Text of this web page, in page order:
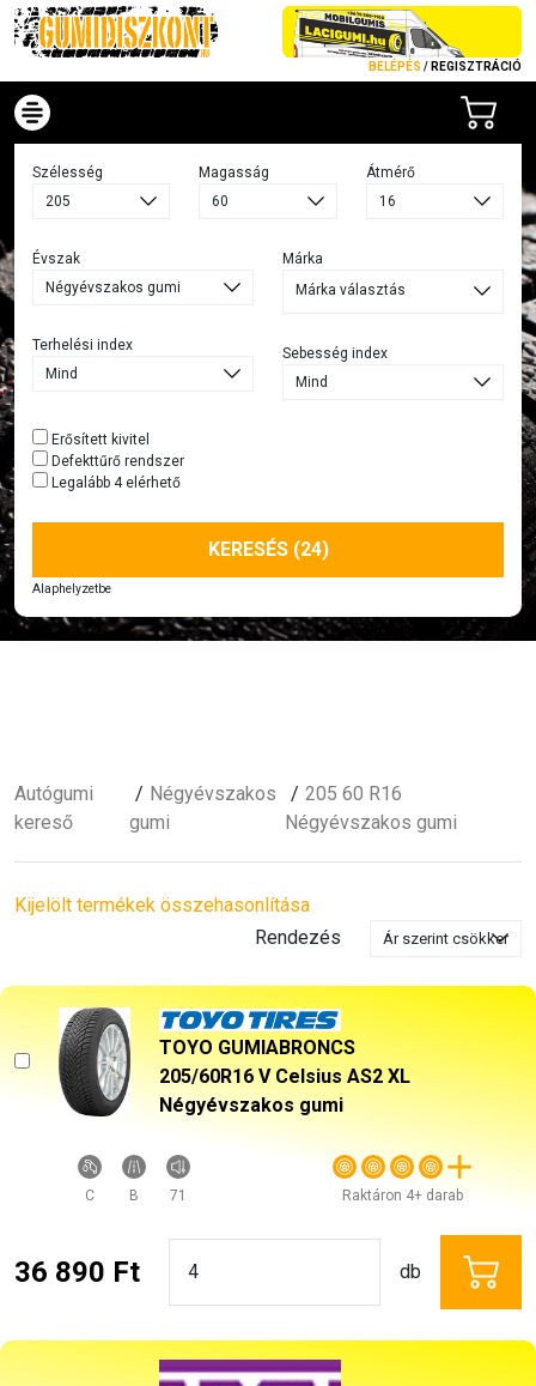
BELÉPÉS / REGISZTRÁCIÓ
Szélesség Magasság Átmérő
Évszak
Terhelési index
Márka
Márka választás
Sebesség index
Erősített kivitel
Defekttűrő rendszer
Legalább 4 elérhető
KERESÉS (24)
Alaphelyzetbe
Autógumi
kereső
Négyévszakos
gumi
205 60 R16
Négyévszakos gumi
Kijelölt termékek összehasonlítása
Rendezés
TOYO GUMIABRONCS
205/60R16 V Celsius AS2 XL
Négyévszakos gumi
C B 71 Raktáron 4+ darab
36 890 Ft db